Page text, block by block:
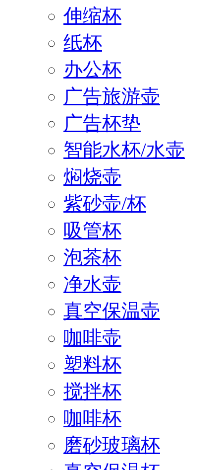
伸缩杯
纸杯
办公杯
广告旅游壶
广告杯垫
智能水杯/水壶
焖烧壶
紫砂壶/杯
吸管杯
泡茶杯
净水壶
真空保温壶
咖啡壶
塑料杯
搅拌杯
咖啡杯
磨砂玻璃杯